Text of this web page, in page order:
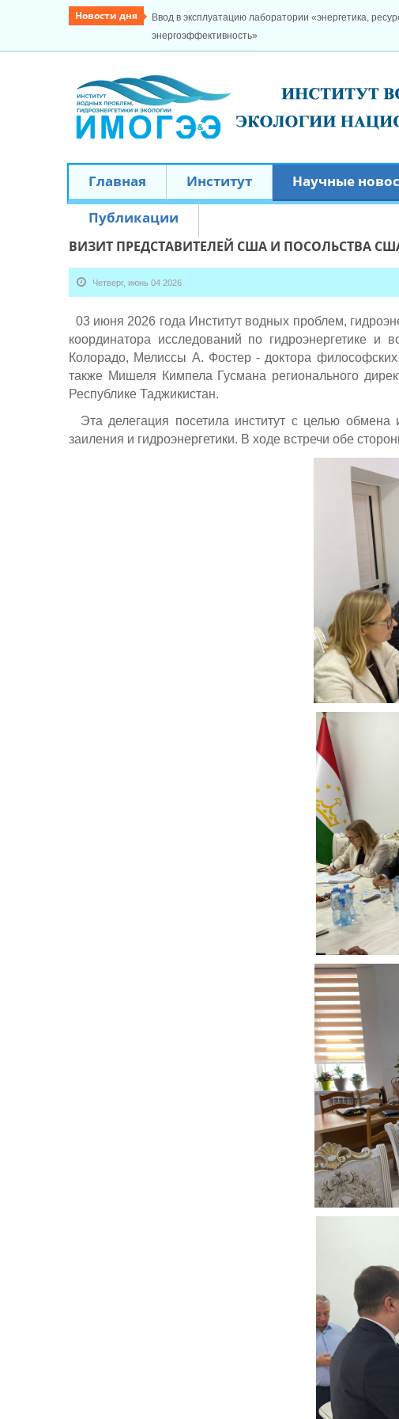
Новости дня
Ввод в эксплуатацию лаборатории «энергетика,
энергоэффективность»
Главная Институт Научные
Публикации
ВИЗИТ ПРЕДСТАВИТЕЛЕЙ США И ПОСОЛЬСТВА
Четверг, июнь 04 2026
03 июня 2026 года Институт водных проблем,
координатора исследований по гидроэнергетике и
Колорадо, Мелиссы А. Фостер - доктора
также Мишеля Кимпела Гусмана регионального
Республике Таджикистан.
Эта делегация посетила институт с целью
заиления и гидроэнергетики. В ходе встречи обе